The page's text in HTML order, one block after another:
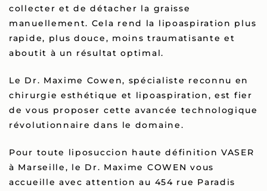
collecter et de détacher la graisse
manuellement. Cela rend la lipoaspiration plus
rapide, plus douce, moins traumatisante et
aboutit à un résultat optimal.
Le Dr. Maxime Cowen, spécialiste reconnu en
chirurgie esthétique et lipoaspiration, est fier
de vous proposer cette avancée technologique
révolutionnaire dans le domaine.
Pour toute liposuccion haute définition VASER
à Marseille, le Dr. Maxime COWEN vous
accueille avec attention au 454 rue Paradis